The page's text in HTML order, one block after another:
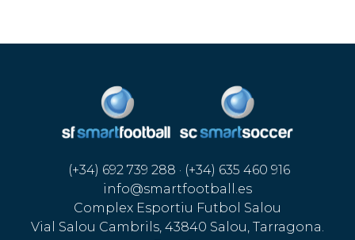
(+34) 692 739 288 · (+34) 635 460 916
info@smartfootball.es
Complex Esportiu Futbol Salou
Vial Salou Cambrils, 43840 Salou, Tarragona.